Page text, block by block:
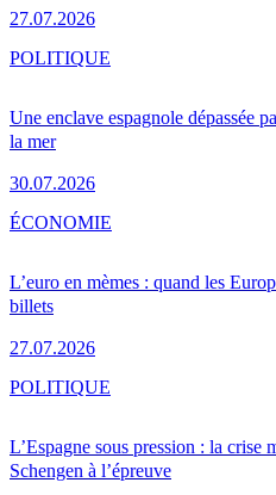
27.07.2026
Une enclave espagnole dépassée
la mer
30.07.2026
POLITIQUE
L’euro en mèmes : quand les
billets
27.07.2026
ÉCONOMIE
L’Espagne sous pression : la crise
Schengen à l’épreuve
POLITIQUE